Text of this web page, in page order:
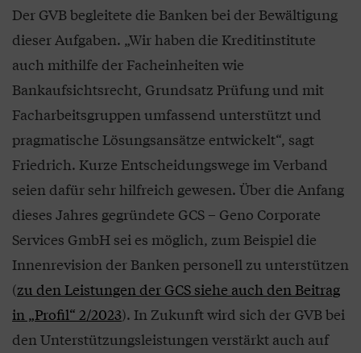
Der GVB begleitete die Banken bei der Bewältigung
dieser Aufgaben. „Wir haben die Kreditinstitute
auch mithilfe der Facheinheiten wie
Bankaufsichtsrecht, Grundsatz Prüfung und mit
Facharbeitsgruppen umfassend unterstützt und
pragmatische Lösungsansätze entwickelt“, sagt
Friedrich. Kurze Entscheidungswege im Verband
seien dafür sehr hilfreich gewesen. Über die Anfang
dieses Jahres gegründete GCS – Geno Corporate
Services GmbH sei es möglich, zum Beispiel die
Innenrevision der Banken personell zu unterstützen
(zu den Leistungen der GCS siehe auch den Beitrag
in „Profil“ 2/2023). In Zukunft wird sich der GVB bei
den Unterstützungsleistungen verstärkt auch auf